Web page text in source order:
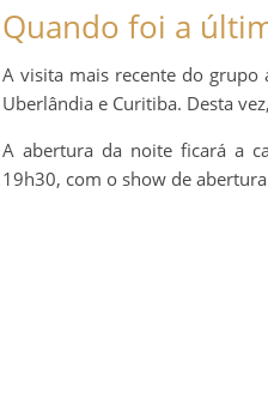
Quando foi a
A visita mais recente do grupo
Uberlândia e Curitiba. Desta
A abertura da noite ficará a
19h30, com o show de